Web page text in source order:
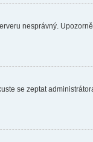
nesprávný.
se zeptat